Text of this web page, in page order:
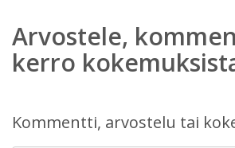
Arvostele,
kerro
Kommentti, arvostelu tai